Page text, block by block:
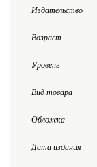
Издательство
Возраст
Уровень
Вид товара
Обложка
Дата издания